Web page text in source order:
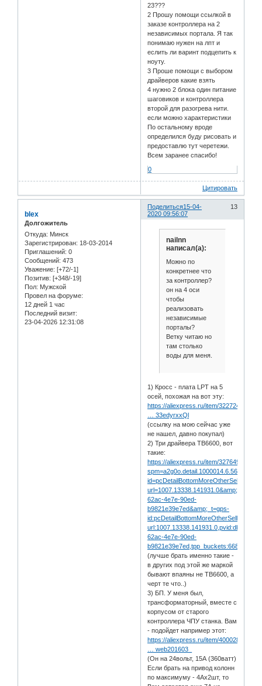
23???
2 Прошу помощи ссылкой в
заказе контроллера на 2
независимых портала. Я так
понимаю нужен на лпт и
еслить ли варинт подцепить к
ноуту.
3 Проше помощи с выбором
драйверов какие взять
4 нужно 2 блока один питание
шаговиков и контроллера
второй для разогрева нити.
если можно характеристики
По остальному вроде
определился буду рисовать и
предоставлю тут черетежи.
Всем заранее спасибо!
0
Цитировать
Поделиться 13
15-04-
2020 09:56:07
blex
Долгожитель
Откуда: Минск
Зарегистрирован: 18-03-2014
Приглашений: 0
Сообщений: 473
Уважение: [+72/-1]
Позитив: [+348/-19]
Пол: Мужской
Провел на форуме:
12 дней 1 час
Последний визит:
23-04-2026 12:31:08
nailnn
написал(а):
Можно по
конкретнее что
за контроллер?
он на 4 оси
чтобы
реализовать
независимые
порталы?
Ветку читаю но
там столько
воды для меня.
1) Кросс - плата LPT на 5
осей, похожая на вот эту:
https://aliexpress.ru/item/32272437447.
… 33edyrxxQl
(ссылку на мою сейчас уже
не нашел, давно покупал)
2) Три драйвера TB6600, вот
такие:
https://aliexpress.ru/item/
62ac-4e7e-90ed-
b9821e39e7ed&amp;_t=gps-
id:pcDetailBottomMoreOtherSeller,scm-
62ac-4e7e-90ed-
(лучше брать именно такие -
в других под этой же маркой
бывают впаяны не TB6600, а
черт те что..)
3) БП. У меня был,
трансформаторный, вместе с
корпусом от старого
контроллера ЧПУ станка. Вам
- подойдет например этот:
https://aliexpress.ru/item/400028205934
… web201603_
(Он на 24вольт, 15А (360ватт)
Если брать на привод колонн
по максимуму - 4Ах2шт, то